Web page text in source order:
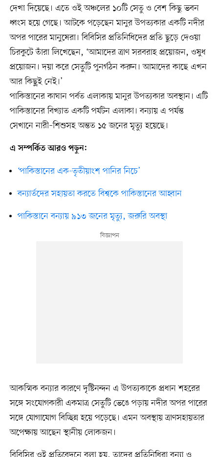
দেখা দিয়েছে। এতে ওই অঞ্চলের ১০টি সেতু ও বেশ কিছু ভবন
ধ্বংস হয়ে গেছে। আটকে পড়েছেন মানুর উপত্যকার একটি নদীর
অপর পারের মানুষেরা। বিবিসির প্রতিনিধিদের প্রতি ছুড়ে দেওয়া
চিরকুটে তাঁরা লিখেছেন, ‘আমাদের ত্রাণ সরবরাহ প্রয়োজন, ওষুধ
প্রয়োজন। দয়া করে সেতুটি পুনর্গঠন করুন। আমাদের কাছে এখন
আর কিছু্ই নেই।’
পাকিস্তানের কাঘান পর্বত এলাকায় মানুর উপত্যকার অবস্থান। এটি
পাকিস্তানের বিখ্যাত একটি পর্যটন এলাকা। বন্যায় এ পর্যন্ত
সেখানে নারী–শিশুসহ অন্তত ১৫ জনের মৃত্যু হয়েছে।
এ সম্পর্কিত আরও পড়ুন:
‘পাকিস্তানের এক-তৃতীয়াংশ পানির নিচে’
বন্যার্তদের সহায়তা করতে বিশ্বকে পাকিস্তানের আহ্বান
পাকিস্তানে বন্যায় ৯১৩ জনের মৃত্যু, জরুরি অবস্থা
আকস্মিক বন্যার কারণে দৃষ্টিনন্দন এ উপত্যকাকে প্রধান শহরের
সঙ্গে সংযোগকারী একমাত্র সেতুটি ভেঙে পড়ায় নদীর অপর পারের
সঙ্গে যোগাযোগ বিচ্ছিন্ন হয়ে পড়েছে। এমন অবস্থায় ত্রাণসহায়তার
অপেক্ষায় আছেন স্থানীয় লোকজন।